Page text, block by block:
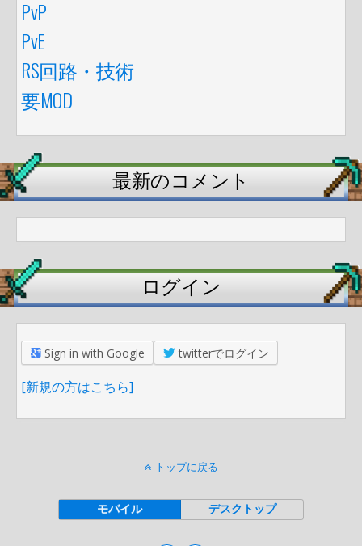
PvP
PvE
RS回路・技術
要MOD
最新のコメント
ログイン
Sign in with Google twitterでログイン
[新規の方はこちら]
トップに戻る
モバイル デスクトップ